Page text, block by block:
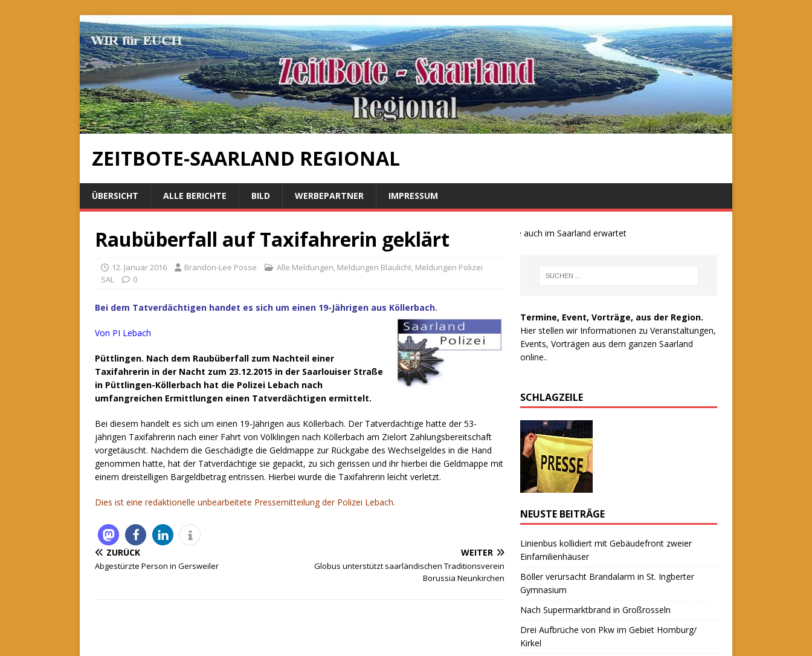
ZEITBOTE-SAARLAND REGIONAL
ÜBERSICHT ALLE BERICHTE BILD WERBEPARTNER IMPRESSUM
Raubüberfall auf Taxifahrerin geklärt
12. Januar 2016 Brandon-Lee Posse Alle Meldungen, Meldungen Blaulicht, Meldungen Polizei
SAL
0
Bei dem Tatverdächtigen handet es sich um einen 19-Jährigen aus Köllerbach.
Von PI Lebach
Püttlingen. Nach dem Raubüberfall zum Nachteil einer
Taxifahrerin in der Nacht zum 23.12.2015 in der Saarlouiser Straße
in Püttlingen-Köllerbach hat die Polizei Lebach nach
umfangreichen Ermittlungen einen Tatverdächtigen ermittelt.
Bei diesem handelt es sich um einen 19-Jährigen aus Köllerbach. Der Tatverdächtige hatte der 53-
jährigen Taxifahrerin nach einer Fahrt von Völklingen nach Köllerbach am Zielort Zahlungsbereitschaft
vorgetäuscht. Nachdem die Geschädigte die Geldmappe zur Rückgabe des Wechselgeldes in die Hand
genommen hatte, hat der Tatverdächtige sie gepackt, zu sich gerissen und ihr hierbei die Geldmappe mit
einem dreistelligen Bargeldbetrag entrissen. Hierbei wurde die Taxifahrerin leicht verletzt.
Dies ist eine redaktionelle unbearbeitete Pressemitteilung der Polizei Lebach.
ZURÜCK
Abgestürzte Person in Gersweiler
WEITER
Globus unterstützt saarländischen Traditionsverein
Borussia Neunkirchen
Bauernproteste auch im Saarland erwartet
Termine, Event, Vorträge, aus der Region.
Hier stellen wir Informationen zu Veranstaltungen,
Events, Vorträgen aus dem ganzen Saarland
online..
SCHLAGZEILE
NEUSTE BEITRÄGE
Linienbus kollidiert mit Gebäudefront zweier
Einfamilienhäuser
Böller verursacht Brandalarm in St. Ingberter
Gymnasium
Nach Supermarktbrand in Großrosseln
Drei Aufbrüche von Pkw im Gebiet Homburg/
Kirkel